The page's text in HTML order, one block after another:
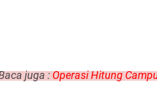
juga :Operasi Hitung